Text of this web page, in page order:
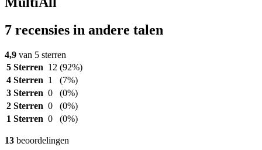
7 recensies in andere talen
4,9 van 5 sterren
5 Sterren 12 (92%)
4 Sterren 1
(7%)
3 Sterren 0
(0%)
2 Sterren 0
(0%)
1 Sterren 0 (0%)
13 beoordelingen